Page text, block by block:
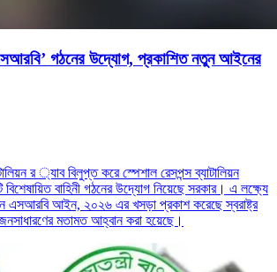
গঠনের উদ্যোগ, প্রকাশিত নতুন আইনের
র ্যাব বিলুপ্ত করে স্পেশাল রেসপন্স ব্যাটালিয়ন
বাহিনী গঠনের উদ্যোগ নিয়েছে সরকার। এ লক্ষ্যে
এসআরবি আইন, ২০২৬ এর খসড়া প্রকাশ করেছে স্বরাষ্ট্র
মতামত আহ্বান করা হয়েছে।